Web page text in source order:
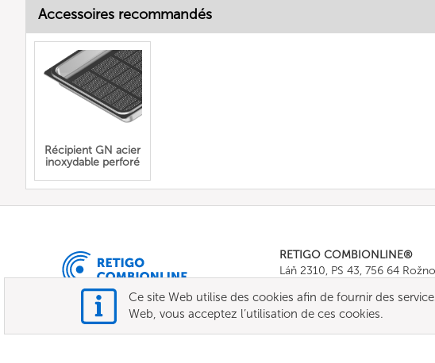
Accessoires recommandés
Récipient GN acier
inoxydable perforé
RETIGO COMBIONLINE®
Láň 2310, PS 43, 756 64
E-mail: info@combionline.com
Ce site Web utilise des cookies afin de fournir des
Web, vous acceptez l’utilisation de ces cookies.